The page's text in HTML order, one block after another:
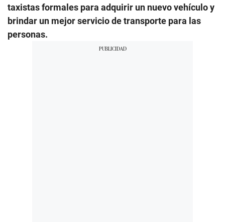
taxistas formales para adquirir un nuevo vehículo y
brindar un mejor servicio de transporte para las
personas.